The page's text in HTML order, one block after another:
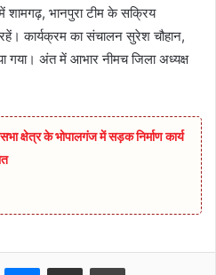
शामगढ़, भानपुरा टीम के सक्रिय
कार्यक्रम का संचालन सुरेश चौहान,
गया। अंत में आभार नीमच जिला अध्यक्ष
क्षेत्र के भोपालगंज में सड़क निर्माण कार्य
Messenger
Share via Email Print